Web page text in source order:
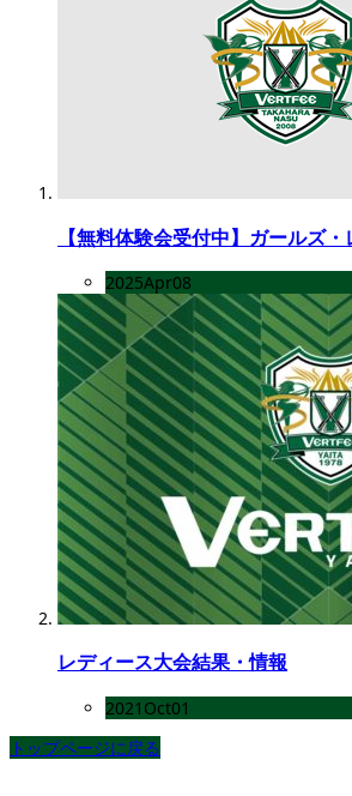
【無料体験会受付中】ガールズ
2025Apr08
レディース大会結果・情報
2021 Oct01
トップページに戻る